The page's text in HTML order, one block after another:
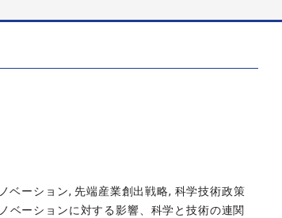
ーション, 先端産業創出戦略, 科学技術政策
ベーションに対する影響、科学と技術の連関